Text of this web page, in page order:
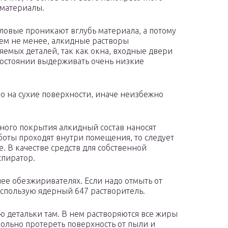
проникают вглубь материала, а потому
не менее, алкидные растворы
деталей, так как окна, входные двери
выдерживать очень низкие
на сухие поверхности, иначе неизбежно
покрытия алкидный состав наносят
проходят внутри помещения, то следует
качестве средств для собственной
обезжиривателях. Если надо отмыть от
ядерный 647 растворитель.
детальки там. В нем растворяются все жиры
протереть поверхность от пыли и